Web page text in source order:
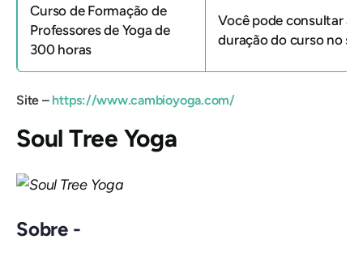
Curso de Formação de
Professores de Yoga de
300 horas
Você pode consultar a
duração do curso no
Site –https://www.cambioyoga.com/
Soul Tree Yoga
Sobre -